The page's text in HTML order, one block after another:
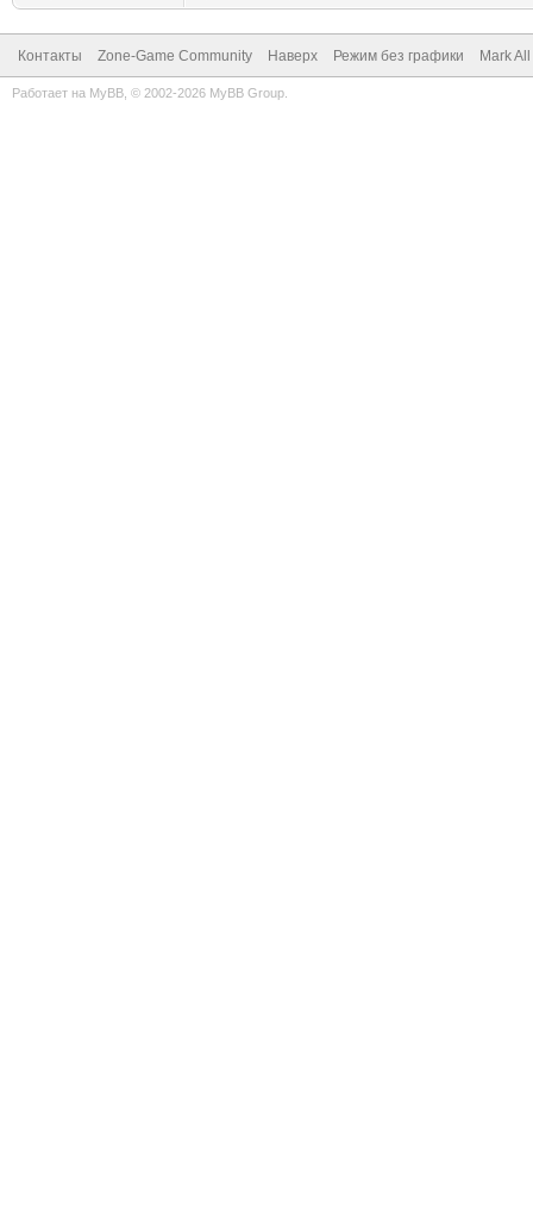
Контакты Zone-Game Community Наверх Режим без графики Mark
Работает на MyBB , © 2002-2026 MyBB Group